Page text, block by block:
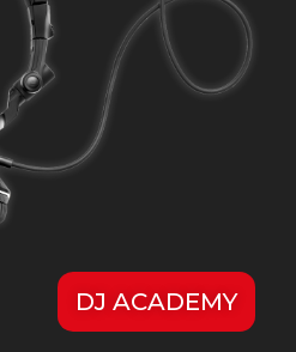
DJ ACADEMY